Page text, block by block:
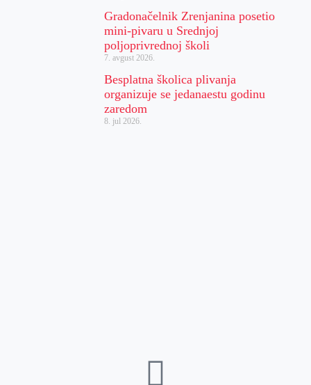
Gradonačelnik Zrenjanina posetio
mini-pivaru u Srednjoj
poljoprivrednoj školi
7. avgust 2026.
Besplatna školica plivanja
organizuje se jedanaestu godinu
zaredom
8. jul 2026.